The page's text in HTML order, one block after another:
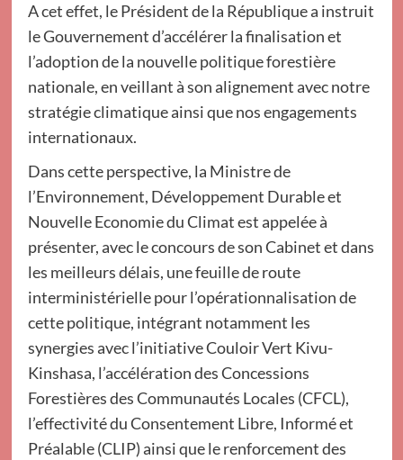
A cet effet, le Président de la République a instruit
le Gouvernement d’accélérer la finalisation et
l’adoption de la nouvelle politique forestière
nationale, en veillant à son alignement avec notre
stratégie climatique ainsi que nos engagements
internationaux.
Dans cette perspective, la Ministre de
l’Environnement, Développement Durable et
Nouvelle Economie du Climat est appelée à
présenter, avec le concours de son Cabinet et dans
les meilleurs délais, une feuille de route
interministérielle pour l’opérationnalisation de
cette politique, intégrant notamment les
synergies avec l’initiative Couloir Vert Kivu-
Kinshasa, l’accélération des Concessions
Forestières des Communautés Locales (CFCL),
l’effectivité du Consentement Libre, Informé et
Préalable (CLIP) ainsi que le renforcement des